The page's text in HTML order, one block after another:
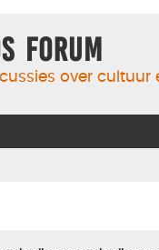
Forum
over